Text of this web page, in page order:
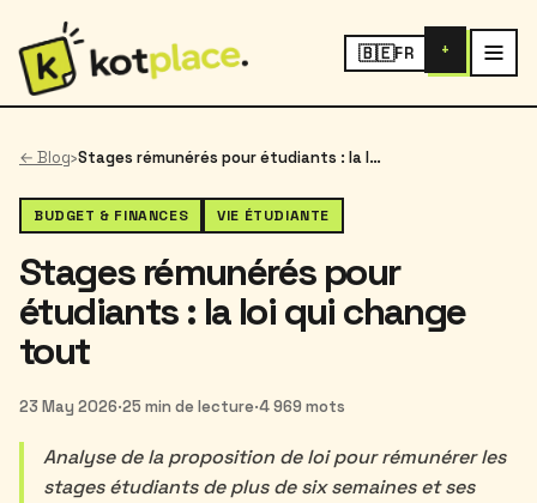
🇧🇪FR +
← Blog› Stages rémunérés pour étudiants : la loi qui change tout
BUDGET & FINANCES VIE ÉTUDIANTE
Stages rémunérés pour
étudiants : la loi qui change
tout
23 May 2026·25 min de lecture·4 969 mots
Analyse de la proposition de loi pour rémunérer les
stages étudiants de plus de six semaines et ses